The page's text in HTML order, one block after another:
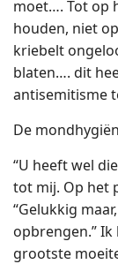
moet…. Tot op
houden, niet
kriebelt
blaten…. dit
antisemitisme
De
“U heeft wel
tot mij. Op het
“Gelukkig
opbrengen.”
grootste